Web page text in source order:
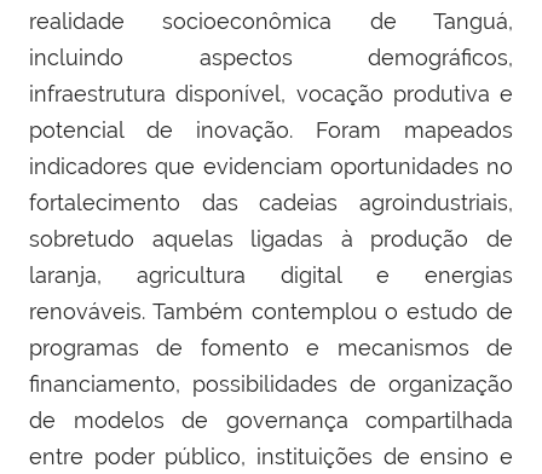
realidade socioeconômica de Tanguá,
incluindo aspectos demográficos,
infraestrutura disponível, vocação produtiva e
potencial de inovação. Foram mapeados
indicadores que evidenciam oportunidades no
fortalecimento das cadeias agroindustriais,
sobretudo aquelas ligadas à produção de
laranja, agricultura digital e energias
renováveis. Também contemplou o estudo de
programas de fomento e mecanismos de
financiamento, possibilidades de organização
de modelos de governança compartilhada
entre poder público, instituições de ensino e